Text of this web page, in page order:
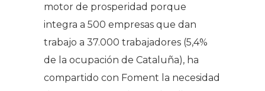
motor de prosperidad porque
integra a 500 empresas que dan
trabajo a 37.000 trabajadores (5,4%
de la ocupación de Cataluña), ha
compartido con Foment la necesidad